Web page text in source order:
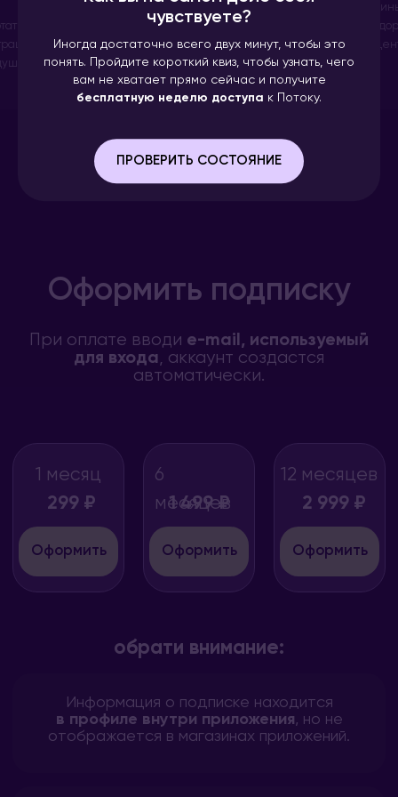
режим сна —
под
музыка идёт единым потоком.
Не отвлекает, здорово
помогает сконцентрироваться.
к
Помогает
и
месяцев
1 499 ₽
Оформить
2 999 ₽
Информация о подписке находится
в профиле внутри приложения
отображается в магазинах приложений.
чувствуете?
Иногда достаточно всего двух минут, чтобы это
понять. Пройдите короткий квиз, чтобы узнать, чего
вам не хватает прямо сейчас и получите
бесплатную неделю доступа к Потоку.
ПРОВЕРИТЬ СОСТОЯНИЕ